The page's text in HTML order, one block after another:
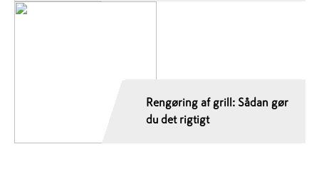
Rengøring af grill: Sådan gør
du det rigtigt